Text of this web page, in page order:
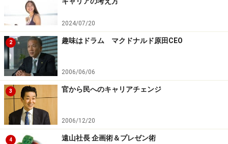
2024/07/20
2 趣味はドラム マクドナルド原田CEO
2006/06/06
3 官から民へのキャリアチェンジ
2006/12/20
4 遠山社長 企画術＆プレゼン術